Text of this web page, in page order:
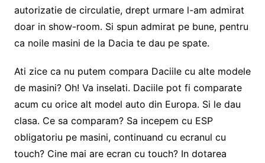
autorizatie de circulatie, drept urmare l-am admirat
doar in show-room. Si spun admirat pe bune, pentru
ca noile masini de la Dacia te dau pe spate.
Ati zice ca nu putem compara Daciile cu alte modele
de masini? Oh! Va inselati. Daciile pot fi comparate
acum cu orice alt model auto din Europa. Si le dau
clasa. Ce sa comparam? Sa incepem cu ESP
obligatoriu pe masini, continuand cu ecranul cu
touch? Cine mai are ecran cu touch? In dotarea